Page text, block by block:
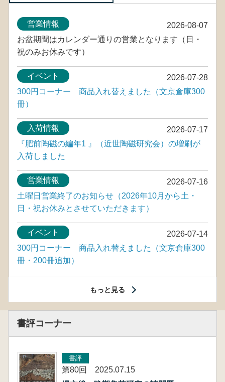
2026-08-07
営業情報
お盆期間はカレンダー通りの営業となります（日・
祝のみお休みです）
2026-07-28
イベント
300円コーナー 商品入れ替えました（文京倉庫300
冊）
2026-07-17
入荷情報
『肥前陶磁の編年1 』（近世陶磁研究会）の増刷が
入荷しました
2026-07-16
営業情報
土曜日営業終了のお知らせ（2026年10月から土・
日・祝お休みとさせていただきます）
2026-07-14
イベント
300円コーナー 商品入れ替えました（文京倉庫300
冊・200冊追加）
もっと見る
書評コーナー
書評
第80回 2025.07.15